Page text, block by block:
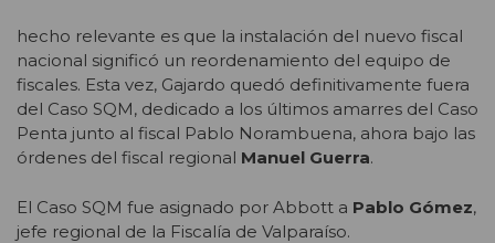
hecho relevante es que la instalación del nuevo fiscal
nacional significó un reordenamiento del equipo de
fiscales. Esta vez, Gajardo quedó definitivamente fuera
del Caso SQM, dedicado a los últimos amarres del Caso
Penta junto al fiscal Pablo Norambuena, ahora bajo las
órdenes del fiscal regional Manuel Guerra.
El Caso SQM fue asignado por Abbott a Pablo Gómez,
jefe regional de la Fiscalía de Valparaíso.